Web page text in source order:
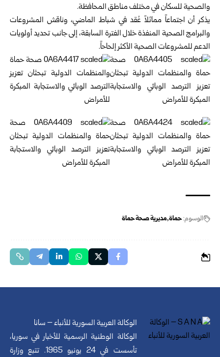
والصحية للسكان في مختلف مناطق المحافظة.
يذكر أن اجتماعاً مماثلاً عُقد في شباط الماضي، وناقش المشروعات
والبرامج الصحية المنفذة خلال الفترة السابقة، إلى جانب تحديد أولويات
الدعم للمشروعات الصحية الأكثر إلحاحاً.
الوسوم:حماة مديرية صحة حماة
الوكالة العربية السورية للأنباء – سانا
الوكالة الوطنية الرسمية للأخبار في سوريا،
تأسست في 24 يونيو 1965. تتبع وزارة